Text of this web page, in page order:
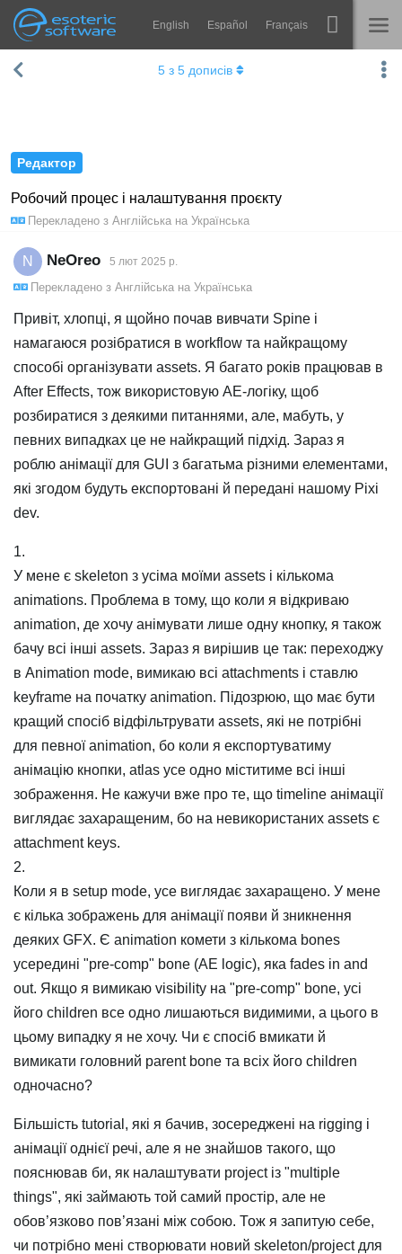
Esoteric Software
Навігація English Español Français
ГОЛОВНА Spine
Навчання
Спробувати
Редактор
Робочий процес і налаштування проєкту
Перекладено з Англійська на Українська
5 з 5 дописів
N NeOreo 5 лют 2025 р.
Перекладено з Англійська на Українська
Привіт, хлопці, я щойно почав вивчати Spine і
намагаюся розібратися в workflow та найкращому
способі організувати assets. Я багато років працював в
After Effects, тож використовую AE-логіку, щоб
розбиратися з деякими питаннями, але, мабуть, у
певних випадках це не найкращий підхід. Зараз я
роблю анімації для GUI з багатьма різними елементами,
які згодом будуть експортовані й передані нашому Pixi
dev.
1.
У мене є skeleton з усіма моїми assets і кількома
animations. Проблема в тому, що коли я відкриваю
animation, де хочу анімувати лише одну кнопку, я також
бачу всі інші assets. Зараз я вирішив це так: переходжу
в Animation mode, вимикаю всі attachments і ставлю
keyframe на початку animation. Підозрюю, що має бути
кращий спосіб відфільтрувати assets, які не потрібні
для певної animation, бо коли я експортуватиму
анімацію кнопки, atlas усе одно міститиме всі інші
зображення. Не кажучи вже про те, що timeline анімації
виглядає захаращеним, бо на невикористаних assets є
attachment keys.
2.
Коли я в setup mode, усе виглядає захаращено. У мене
є кілька зображень для анімації появи й зникнення
деяких GFX. Є animation комети з кількома bones
усередині "pre-comp" bone (AE logic), яка fades in and
out. Якщо я вимикаю visibility на "pre-comp" bone, усі
його children все одно лишаються видимими, а цього в
цьому випадку я не хочу. Чи є спосіб вмикати й
вимикати головний parent bone та всіх його children
одночасно?
Більшість tutorial, які я бачив, зосереджені на rigging і
анімації однієї речі, але я не знайшов такого, що
пояснював би, як налаштувати project із "multiple
things", які займають той самий простір, але не
обов’язково пов’язані між собою. Тож я запитую себе,
чи потрібно мені створювати новий skeleton/project для